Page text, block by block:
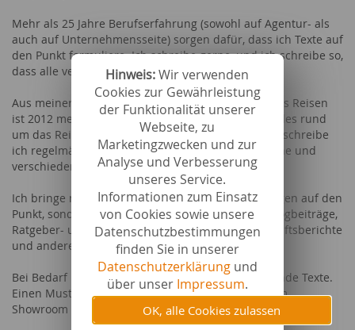
Hinweis:Wir verwenden
Cookies zur Gewährleistung
der Funktionalität unserer
Webseite, zu
Marketingzwecken und zur
Analyse und Verbesserung
unseres Service.
Informationen zum Einsatz
von Cookies sowie unsere
Datenschutzbestimmungen
finden Sie in unserer
Datenschutzerklärungund
über unser Impressum.
OK, alle Cookies zulassen
Mehr als 25 Jahre Berufserfahrung (sowohl auf Agentur- als
auch auf Unternehmensseite) sorgen dafür, dass ich Texte auf
den Punkt formuliere. Ich schreibe gerne, und ich schreibe so,
dass alle verstehen, was gemeint ist.
Aus meiner Leidenschaft für das Schreiben und das Reisen
ist 2012 mein Reiseblog entstanden, in dem sich alles rund
um das Reisen mit Hunden dreht. Darüber hinaus schreibe
ich regelmäßig Reisereportagen für Hundemagazine und
verschiedene Online-Portale.
Ich bringe nicht nur Pressetexte und Reisereportagen auf den
Punkt, sondern schreibe auch Newsletter-Texte, Blogbeiträge,
Ratgeber- und Produkttexte sowie Texte für Geschäftsberichte
und andere Marketingbroschüren.
Bei Bedarf überarbeite und optimiere ich bestehende Texte.
Einen Mustertext der Autorin finden Sie in unserem
Showroom für content.de-Texter:Graham & Brown